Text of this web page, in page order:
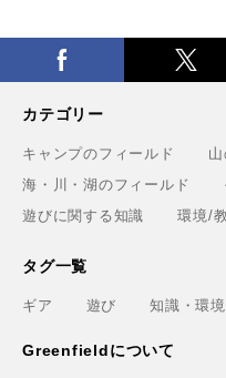
カテゴリー
キャンプのフィールド
海・川・湖のフィールド
遊びに関する知識
環境/
タグ一覧
ギア 遊び 知識・環
Greenfieldについて